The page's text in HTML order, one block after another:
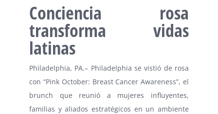
Conciencia rosa
transforma vidas
latinas
Philadelphia, PA.– Philadelphia se vistió de rosa
con “Pink October: Breast Cancer Awareness”, el
brunch que reunió a mujeres influyentes,
familias y aliados estratégicos en un ambiente